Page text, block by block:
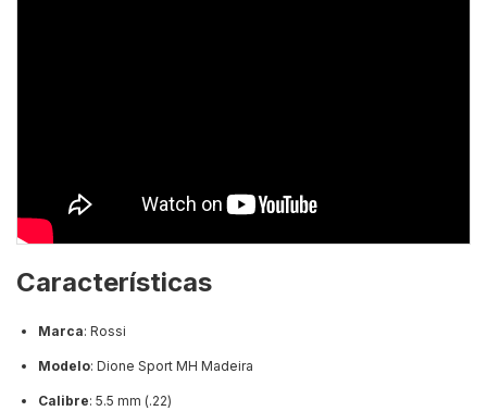
Características
Marca: Rossi
Modelo: Dione Sport MH Madeira
Calibre: 5.5 mm (.22)